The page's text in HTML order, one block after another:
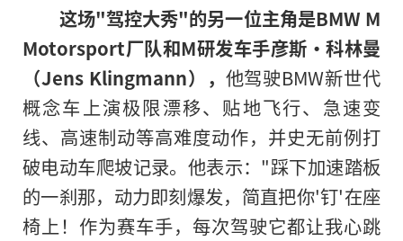
这场"驾控大秀"的另一位主角是BMW M
Motorsport厂队和M研发车手彦斯•科林曼
（Jens Klingmann）， 他驾驶BMW新世代
概念车上演极限漂移、贴地飞行、急速变
线、高速制动等高难度动作，并史无前例打
破电动车爬坡记录。他表示："踩下加速踏板
的一刹那，动力即刻爆发，简直把你'钉'在座
椅上！作为赛车手，每次驾驶它都让我心跳